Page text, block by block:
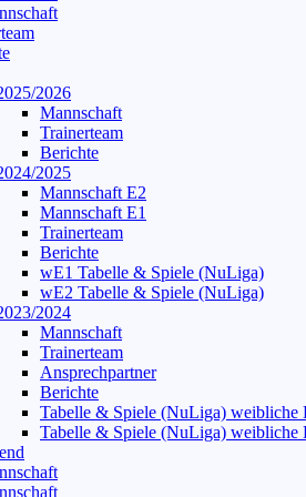
2026
Mannschaft
Trainerteam
Berichte
2025
Mannschaft E2
Mannschaft E1
Trainerteam
Berichte
wE1 Tabelle & Spiele (NuLiga)
wE2 Tabelle & Spiele (NuLiga)
2024
Mannschaft
Trainerteam
Ansprechpartner
Berichte
Tabelle & Spiele (NuLiga) weibliche
Tabelle & Spiele (NuLiga) weibliche